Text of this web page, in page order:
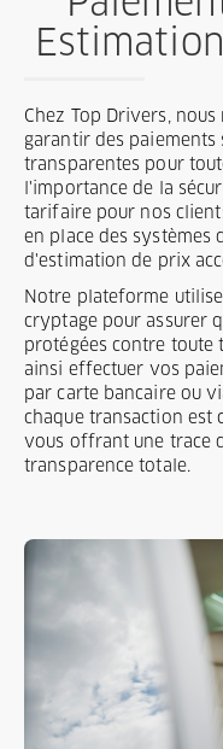
Chez Top Drivers,
garantir des paiements
transparentes pour
l'importance de la
tarifaire pour nos
en place des systèmes
d'estimation de prix
Notre plateforme
cryptage pour assurer
protégées contre toute
ainsi effectuer vos
par carte bancaire ou
chaque transaction est
vous offrant une trace
transparence totale.